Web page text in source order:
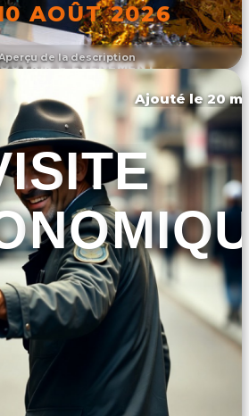
de la description
AOÛT 2026
L'ÉVÉNEMENT
Ajouté le 20